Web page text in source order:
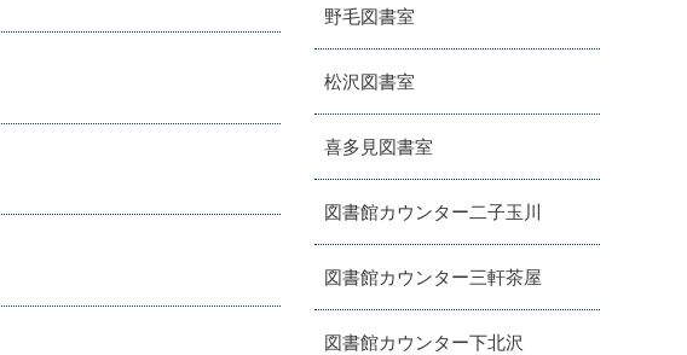
野毛図書室
松沢図書室
喜多見図書室
図書館カウンター二子玉川
図書館カウンター三軒茶屋
図書館カウンター下北沢